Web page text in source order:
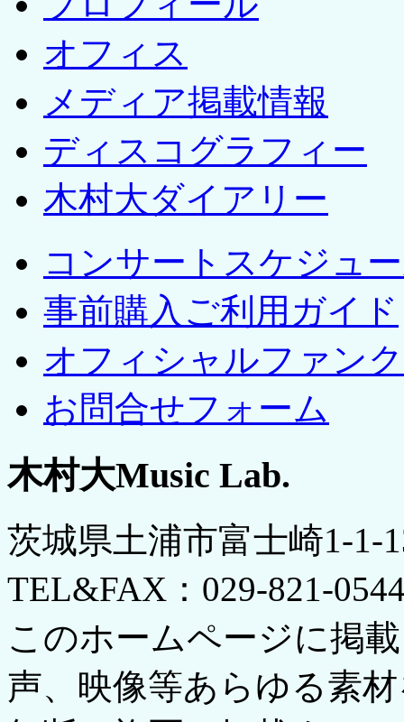
オフィス
メディア掲載情報
ディスコグラフィー
木村大ダイアリー
コンサートスケジュ
事前購入ご利用ガイド
オフィシャルファン
お問合せフォーム
木村大Music Lab.
茨城県土浦市富士崎1-
TEL&FAX：029-821-
このホームページに掲
声、映像等あらゆる素